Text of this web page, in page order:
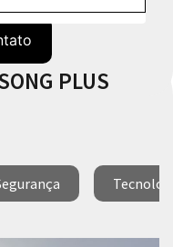
PLUS